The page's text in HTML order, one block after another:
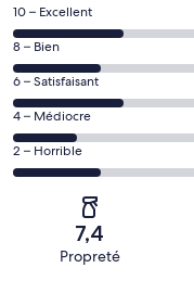
Note
des
voyageurs
de 10
(Excellent),
d’après 5 avis
sur 21.
10 – Excellent
Note
des
voyageurs
de 8
(Bien),
d’après 4 avis
8 – Bien
Note
des
voyageurs
de 6
(Satisfaisant),
d’après 5 avis
6 – Satisfaisant
Note
des
voyageurs
(Médiocre),
d’après 3 avis
4 – Médiocre
Note
des
voyageurs
(Horrible),
d’après 4 avis
2 – Horrible
7,4
Propreté